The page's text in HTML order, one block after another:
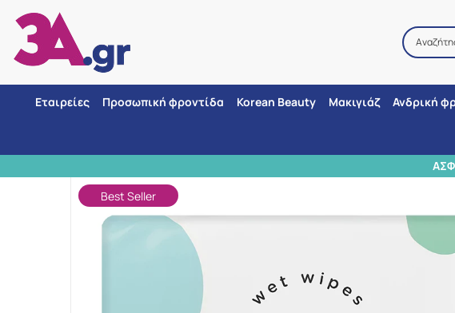
Εταιρείες Προσωπική φροντίδα Korean Beauty Μακιγιάζ Ανδρική
ΑΣΦΑΛΕΙΣ ΑΓΟΡΕΣ 3 τρόποι πληρωμής
Αρχική / Εταιρίες /
Best Seller